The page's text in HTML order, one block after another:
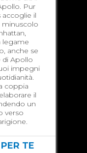
Pur
accoglie il
minuscolo
legame
anche se
di Apollo
impegni
coppia
il
un
verso
TE